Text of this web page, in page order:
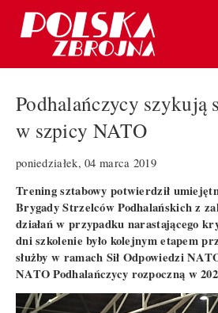
Podhalańczycy szykują
w szpicy NATO
poniedziałek, 04 marca 2019
Trening sztabowy potwierdził
Brygady Strzelców Podhalańskich z
działań w przypadku narastającego
dni szkolenie było kolejnym etapem
służby w ramach Sił Odpowiedzi
NATO Podhalańczycy rozpoczną w